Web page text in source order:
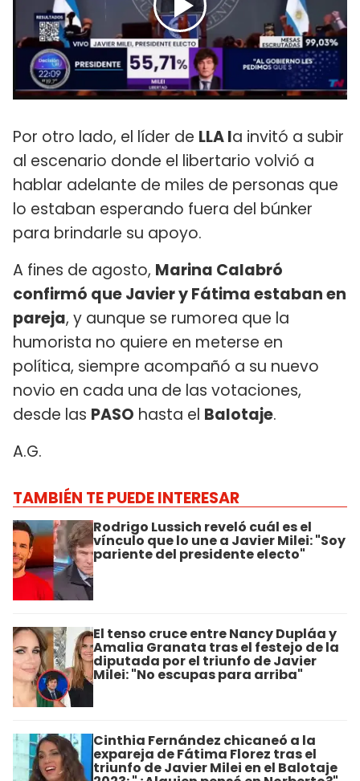
Por otro lado, el líder de LLA la invitó a subir
al escenario donde el libertario volvió a
hablar adelante de miles de personas que
lo estaban esperando fuera del búnker
para brindarle su apoyo.
A fines de agosto, Marina Calabró
confirmó que Javier y Fátima estaban en
pareja, y aunque se rumorea que la
humorista no quiere en meterse en
política, siempre acompañó a su nuevo
novio en cada una de las votaciones,
desde las PASO hasta el Balotaje.
A.G.
TAMBIÉN TE PUEDE INTERESAR
Rodrigo Lussich reveló cuál es el
vínculo que lo une a Javier Milei: "Soy
pariente del presidente electo"
El tenso cruce entre Nancy Dupláa y
Amalia Granata tras el festejo de la
diputada por el triunfo de Javier
Milei: "No escupas para arriba"
Cinthia Fernández chicaneó a la
expareja de Fátima Florez tras el
triunfo de Javier Milei en el Balotaje